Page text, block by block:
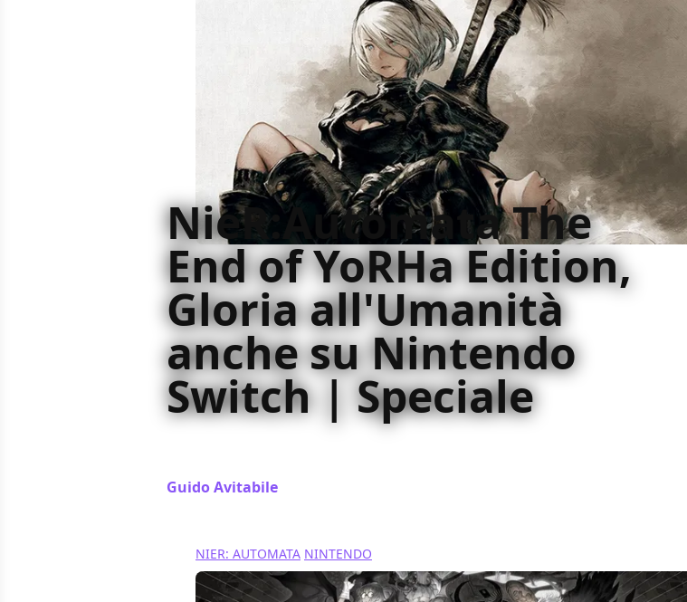
NieR:Automata The
End of YoRHa Edition,
Gloria all'Umanità
anche su Nintendo
Switch | Speciale
Guido Avitabile
NIER: AUTOMATA NINTENDO